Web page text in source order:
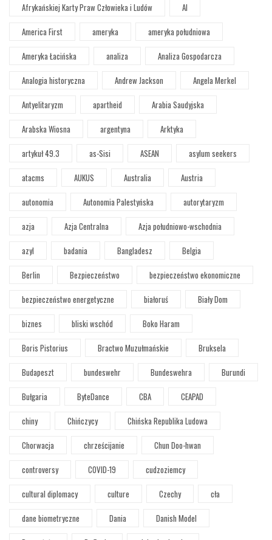
Afrykańskiej Karty Praw Człowieka i Ludów
AI
America First
ameryka
ameryka południowa
Ameryka Łacińska
analiza
Analiza Gospodarcza
Analogia historyczna
Andrew Jackson
Angela Merkel
Antyelitaryzm
apartheid
Arabia Saudyjska
Arabska Wiosna
argentyna
Arktyka
artykuł 49.3
as-Sisi ASEAN
asylum seekers
atacms
AUKUS Australia
Austria
autonomia
Autonomia Palestyńska
autorytaryzm
azja
Azja Centralna
Azja południowo-wschodnia
azyl
badania Bangladesz
Belgia
Berlin
Bezpieczeństwo
bezpieczeństwo ekonomiczne
bezpieczeństwo energetyczne
białoruś
Biały Dom
biznes
bliski wschód
Boko Haram
Boris Pistorius
Bractwo Muzułmańskie
Bruksela
Budapeszt
bundeswehr Bundeswehra
Burundi
Bułgaria
ByteDance CBA
CEAPAD
chiny
Chińczycy
Chińska Republika Ludowa
Chorwacja
chrześcijanie
Chun Doo-hwan
controversy
COVID-19
cudzoziemcy
cultural diplomacy
culture Czechy
cła
dane biometryczne
Dania
Danish Model